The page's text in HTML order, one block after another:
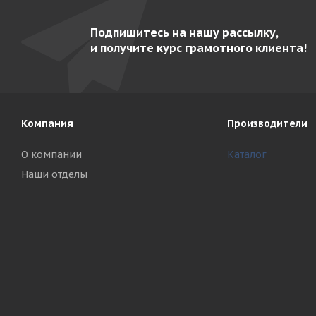
Подпишитесь на нашу рассылку,
и получите курс грамотного клиента!
Компания
О компании
Наши отделы
Производители
Каталог